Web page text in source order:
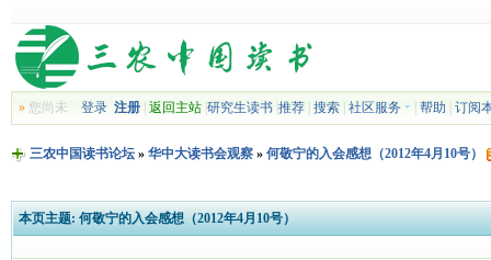
»您尚未 登录 注册| 返回主站| 研究生读书| 推荐| 搜索| 社区服务 帮助 订阅
三农中国读书论坛» 华中大读书会观察» 何敬宁的入会感想（2012年4月10号）
本页主题: 何敬宁的入会感想（2012年4月10号）